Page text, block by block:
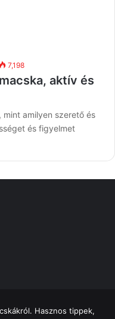
7,198
aktív és
amilyen szerető és
és figyelmet
Hasznos tippek,